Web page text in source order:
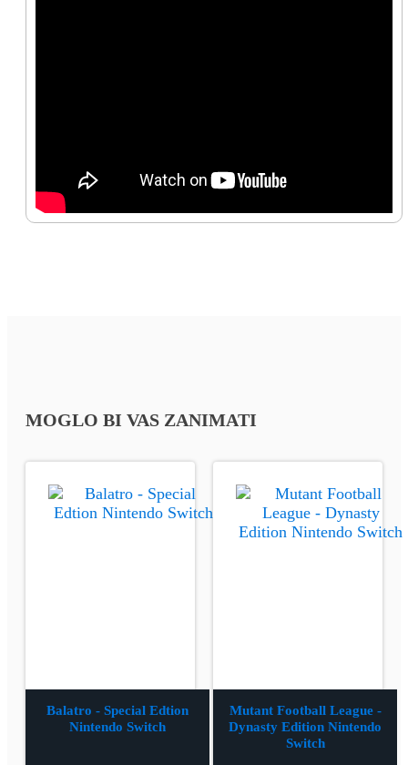
MOGLO BI VAS ZANIMATI
Balatro - Special Edtion
Nintendo Switch
Mutant Football League -
Dynasty Edition Nintendo
Switch